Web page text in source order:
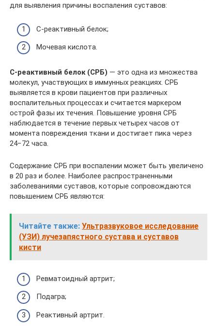
для выявления причины воспаления суставов:
С-реактивный белок;
Мочевая кислота.
С-реактивный белок (СРБ) — это одна из множества
молекул, участвующих в иммунных реакциях. CРБ
выявляется в крови пациентов при различных
воспалительных процессах и считается маркером
острой фазы их течения. Повышение уровня CРБ
наблюдается в течение первых четырех часов от
момента повреждения ткани и достигает пика через
24−72 часа.
Содержание CРБ при воспалении может быть увеличено
в 20 раз и более. Наиболее распространенными
заболеваниями суставов, которые сопровождаются
повышением СРБ являются:
Читайте также: Ультразвуковое исследование
(УЗИ) лучезапястного сустава и суставов
кисти
Ревматоидный артрит;
Подагра;
Реактивный артрит.